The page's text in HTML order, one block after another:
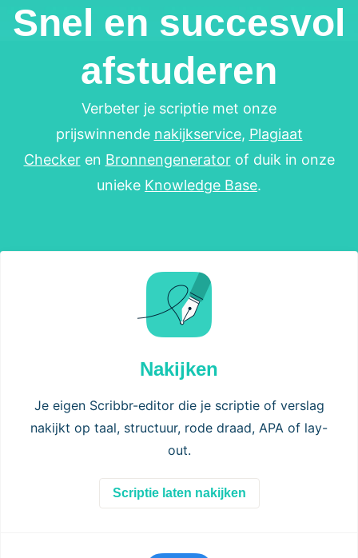
Snel en succesvol
afstuderen
Verbeter je scriptie met onze
prijswinnende nakijkservice, Plagiaat
Checkeren Bronnengeneratorof duik in onze
unieke Knowledge Base.
Nakijken
Je eigen Scribbr-editor die je scriptie of verslag
nakijkt op taal, structuur, rode draad, APA of lay-
out.
Scriptie laten nakijken